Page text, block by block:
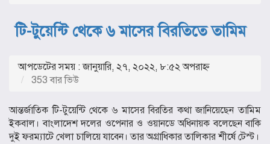
টি-টুয়েন্টি থেকে ৬ মাসের বিরতিতে তামিম
আপডেটের সময় : জানুয়ারি, ২৭, ২০২২, ৮:৫২ অপরাহ্ণ
353 বার ভিউ
আন্তর্জাতিক টি-টুয়েন্টি থেকে ৬ মাসের বিরতির কথা জানিয়েছেন তামিম
ইকবাল। বাংলাদেশ দলের ওপেনার ও ওয়ানডে অধিনায়ক বলেছেন বাকি
দুই ফরম্যাটে খেলা চালিয়ে যাবেন। তার অগ্রাধিকার তালিকার শীর্ষে টেস্ট।